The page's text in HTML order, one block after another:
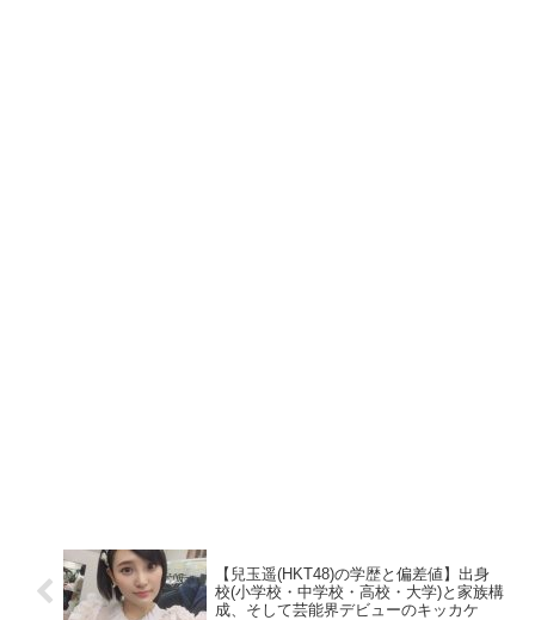
【兒玉遥(HKT48)の学歴と偏差値】出身
校(小学校・中学校・高校・大学)と家族構
成、そして芸能界デビューのキッカケ